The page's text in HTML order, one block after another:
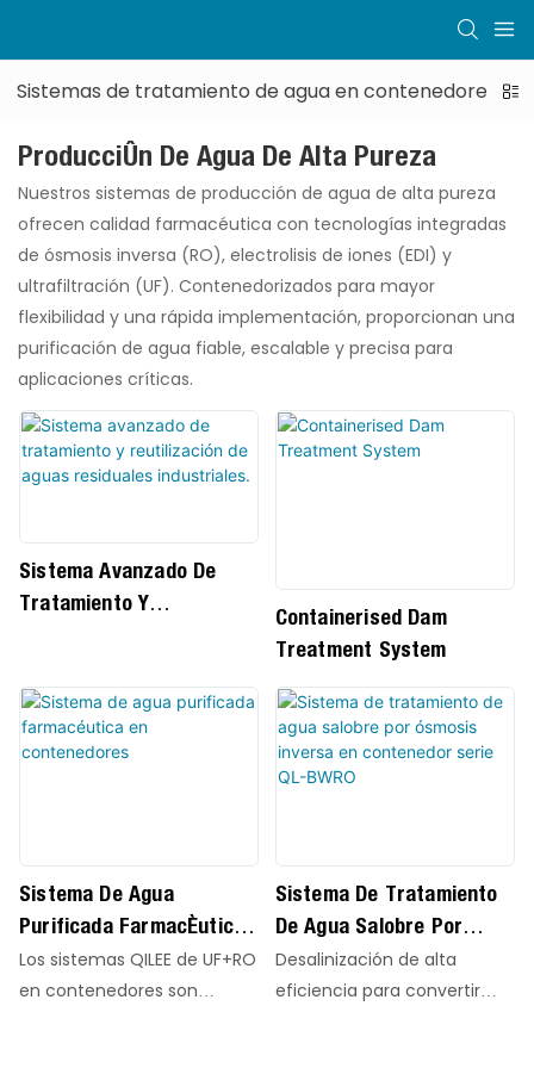
Sistemas de tratamiento de agua en contenedores
Producción De Agua De Alta Pureza
Nuestros sistemas de producción de agua de alta pureza
ofrecen calidad farmacéutica con tecnologías integradas
de ósmosis inversa (RO), electrolisis de iones (EDI) y
ultrafiltración (UF). Contenedorizados para mayor
flexibilidad y una rápida implementación, proporcionan una
purificación de agua fiable, escalable y precisa para
aplicaciones críticas.
Sistema Avanzado De
Tratamiento Y
Containerised Dam
Treatment System
Sistema De Agua
Purificada Farmacéutica
En Contenedores
Los sistemas QILEE de UF+RO
en contenedores son
Sistema De Tratamiento
De Agua Salobre Por
Ósmosis Inversa En
Contenedor Serie QL-
Desalinización de alta
eficiencia para convertir